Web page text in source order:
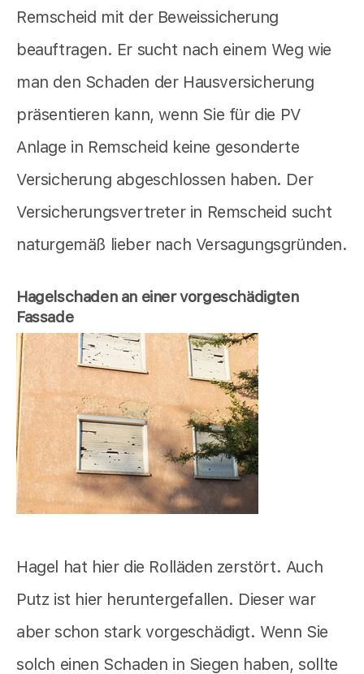
Remscheid mit der Beweissicherung
beauftragen. Er sucht nach einem Weg wie
man den Schaden der Hausversicherung
präsentieren kann, wenn Sie für die PV
Anlage in Remscheid keine gesonderte
Versicherung abgeschlossen haben. Der
Versicherungsvertreter in Remscheid sucht
naturgemäß lieber nach Versagungsgründen.
Hagelschaden an einer vorgeschädigten
Fassade
Hagel hat hier die Rolläden zerstört. Auch
Putz ist hier heruntergefallen. Dieser war
aber schon stark vorgeschädigt. Wenn Sie
solch einen Schaden in Siegen haben, sollte